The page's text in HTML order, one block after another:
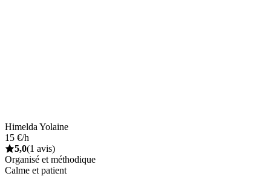
Himelda Yolaine
15 €/h
5,0(1 avis)
Organisé et méthodique
Calme et patient